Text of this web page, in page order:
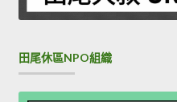
田尾休區NPO組織